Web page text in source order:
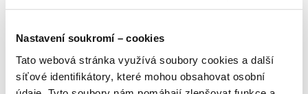
Nastavení soukromí – cookies
Tato webová stránka využívá soubory cookies a další
síťové identifikátory, které mohou obsahovat osobní
zvýšíme naši konkurenceschopnost v oblasti
výkonem 6 400 kW a běžnou provozní rychlostí
100 km/h, posílí ORLEN Unipetrol Doprava
přepravní kapacity zejména na mezinárodních